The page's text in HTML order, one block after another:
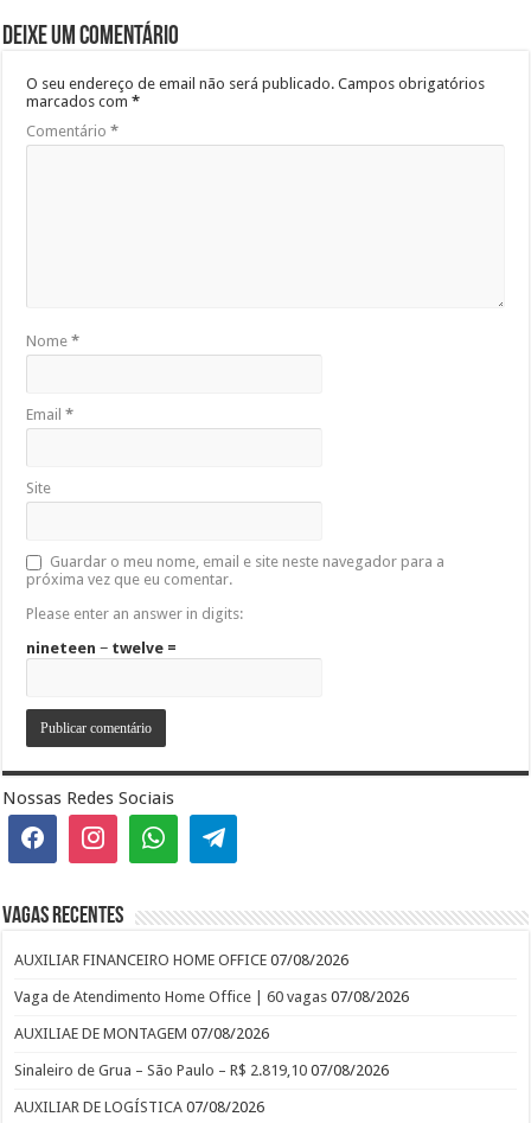
Deixe um comentário
O seu endereço de email não será publicado. Campos obrigatórios
marcados com*
Comentário*
Nome*
Email*
Site
Guardar o meu nome, email e site neste navegador para a
próxima vez que eu comentar.
Please enter an answer in digits:
nineteen − twelve =
Nossas Redes Sociais
Vagas recentes
AUXILIAR FINANCEIRO HOME OFFICE 07/08/2026
Vaga de Atendimento Home Office | 60 vagas 07/08/2026
AUXILIAE DE MONTAGEM 07/08/2026
Sinaleiro de Grua – São Paulo – R$ 2.819,10 07/08/2026
AUXILIAR DE LOGÍSTICA 07/08/2026